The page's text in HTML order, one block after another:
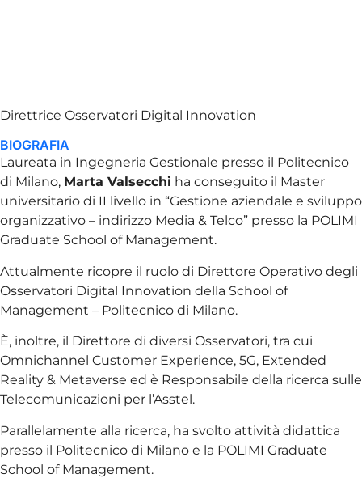
Direttrice Osservatori Digital Innovation
BIOGRAFIA
Laureata in Ingegneria Gestionale presso il Politecnico
di Milano, Marta Valsecchi ha conseguito il Master
universitario di II livello in “Gestione aziendale e sviluppo
organizzativo – indirizzo Media & Telco” presso la POLIMI
Graduate School of Management.
Attualmente ricopre il ruolo di Direttore Operativo degli
Osservatori Digital Innovation della School of
Management – Politecnico di Milano.
È, inoltre, il Direttore di diversi Osservatori, tra cui
Omnichannel Customer Experience, 5G, Extended
Reality & Metaverse ed è Responsabile della ricerca sulle
Telecomunicazioni per l’Asstel.
Parallelamente alla ricerca, ha svolto attività didattica
presso il Politecnico di Milano e la POLIMI Graduate
School of Management.